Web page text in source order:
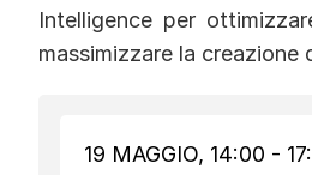
Intelligence per
massimizzare la creazione
19 MAGGIO, 14:00 -